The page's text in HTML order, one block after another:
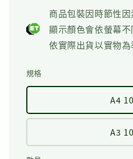
商品包裝因時節性因
顯示顏色會依螢幕不
依實際出貨以實物為
規格
A4
A3